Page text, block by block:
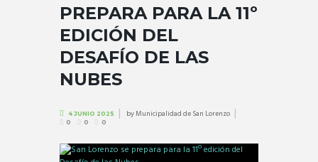
PREPARA PARA LA 11º
EDICIÓN DEL
DESAFÍO DE LAS
NUBES
4 JUNIO 2025 byMunicipalidad de San Lorenzo
0 0 0